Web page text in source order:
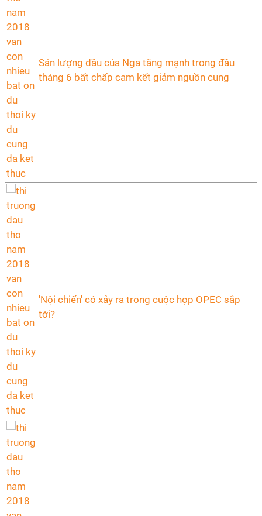
Sản lượng dầu của Nga tăng mạnh trong đầu
tháng 6 bất chấp cam kết giảm nguồn cung
'Nội chiến' có xảy ra trong cuộc họp OPEC sắp
tới?